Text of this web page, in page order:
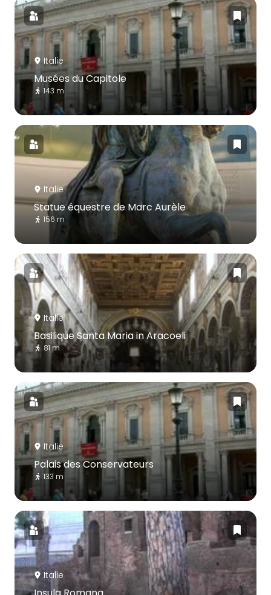
Italie
Musées du Capitole
143 m
Italie
Statue équestre de Marc Aurèle
156 m
Italie
Basilique Santa Maria in Aracoeli
81 m
Italie
Palais des Conservateurs
133 m
Italie